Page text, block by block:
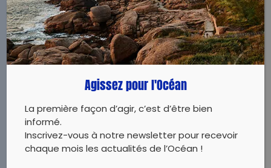
LIRE
Agissez pour l'Océan
La première façon d’agir, c’est d’être bien
informé.
Inscrivez-vous à notre newsletter pour recevoir
chaque mois les actualités de l’Océan !